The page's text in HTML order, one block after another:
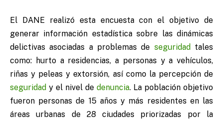
El DANE realizó esta encuesta con el objetivo de
generar información estadística sobre las dinámicas
delictivas asociadas a problemas de seguridad tales
como: hurto a residencias, a personas y a vehículos,
riñas y peleas y extorsión, así como la percepción de
seguridad y el nivel de denuncia. La población objetivo
fueron personas de 15 años y más residentes en las
áreas urbanas de 28 ciudades priorizadas por la